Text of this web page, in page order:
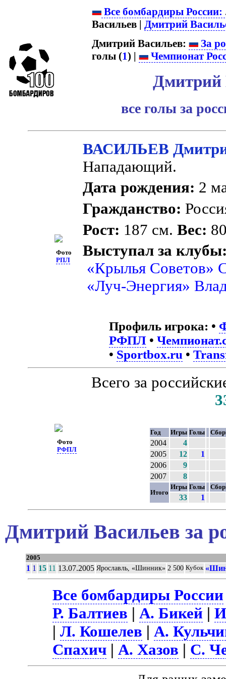
Все бомбардиры России:
Васильев | Дмитрий
Дмитрий Васильев:
За
голы (1) | Чемпионат
Дмитрий
все голы за
Фото
РПЛ
ВАСИЛЬЕВ
Нападающий.
Дата рождения: 2
Гражданство:
Рост: 187 см.Вес:
Выступал за
«Крылья Советов»
«Луч-Энергия»
Профиль игрока: •
РФПЛ•
• Sportbox.ru •
Фото
РФПЛ
Всего за
Год Игры Голы
2004
4
2005
12
1
2006
9
2007
8
Итого
Игры Голы
33 1
Дмитрий Васильев за
2005
1 1 15 11 13.07.2005 Ярославль, «Шинник» 2 500 Кубок
Все бомбардиры России
Р. Балтиев |А. Бикей |
|Л. Кошелев |А.
Спахич |А. Хазов | С.